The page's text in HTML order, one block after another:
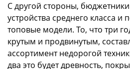
С другой стороны,
устройства среднего класса
топовые модели. То, что три
крутым и продвинутым,
ассортимент недорогой
два это будет древность,